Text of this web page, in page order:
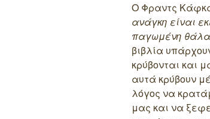
O Φραντς
ανάγκη είναι
παγωμένη
βιβλία
κρύβονται και
αυτά κρύβουν
λόγος να
μας και να